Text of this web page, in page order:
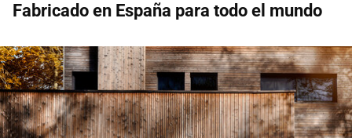
Fabricado en España para todo el mundo